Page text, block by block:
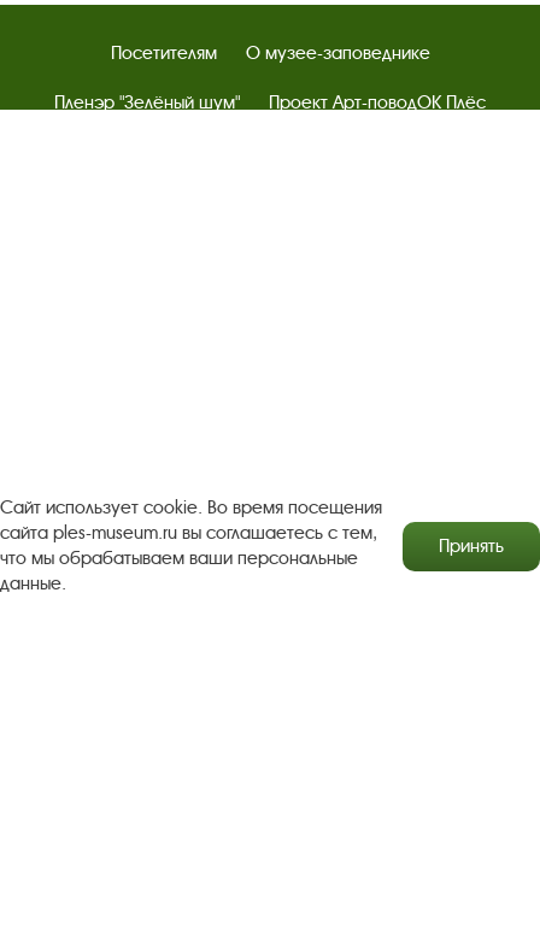
Посетителям О музее-заповеднике
Пленэр "Зелёный шум" Проект Арт-поводОК Плёс
музей‑заповедник. Использование и копирование
информации запрещено.
Адрес: Плес, Соборная гора, 1. Тел.: +7 (49339) 4-34-90
Сайт использует cookie. Во время посещения
сайта ples-museum.ru вы соглашаетесь с тем,
что мы обрабатываем ваши персональные
данные.
Принять